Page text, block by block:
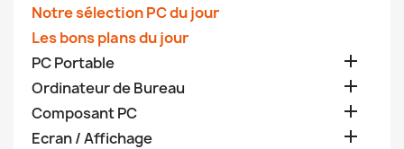
Notre sélection PC du jour
Les bons plans du jour
PC Portable

Ordinateur de Bureau 
Composant PC 
Ecran / Affichage 